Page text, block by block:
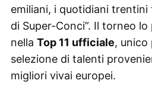
emiliani, i quotidiani trentini
di Super-Conci”. Il torneo
nella Top 11 ufficiale, unico
selezione di talenti
migliori vivai europei.